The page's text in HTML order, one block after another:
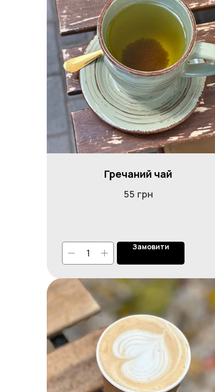
Гречаний чай
55 грн
Замовити